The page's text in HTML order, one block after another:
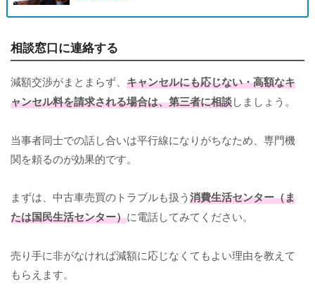
相談窓口に連絡する
減額交渉がまとまらず、 キャンセルにも応じない・高額なキ
ャンセル料を請求される場合は、第三者に相談しましょう。
当事者同士での話し合いは平行線になりがちなため、専門機
関を頼るのが効果的です。
まずは、中古車売買のトラブルも扱う消費生活センター（ま
たは国民生活センター）に電話してみてください。
売り手に非がなければ減額に応じなくてもよい理由を教えて
もらえます。